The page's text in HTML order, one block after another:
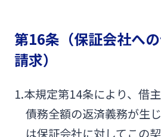
第16条（保証会社へ
請求）
1.本規定第14条により、借
債務全額の返済義務が生
は保証会社に対してこの